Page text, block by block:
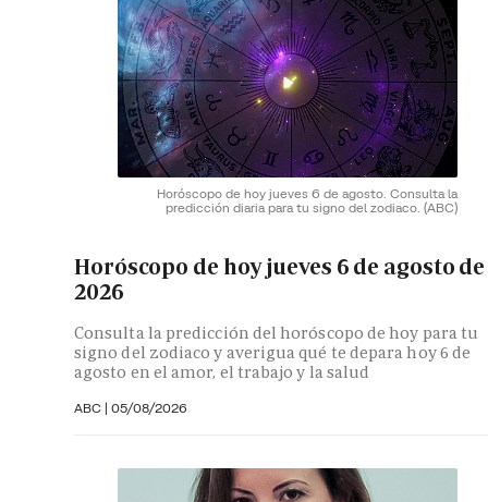
Horóscopo de hoy jueves 6 de agosto. Consulta la
predicción diaria para tu signo del zodiaco. (ABC)
Horóscopo de hoy jueves 6 de agosto de
2026
Consulta la predicción del horóscopo de hoy para tu
signo del zodiaco y averigua qué te depara hoy 6 de
agosto en el amor, el trabajo y la salud
ABC | 05/08/2026